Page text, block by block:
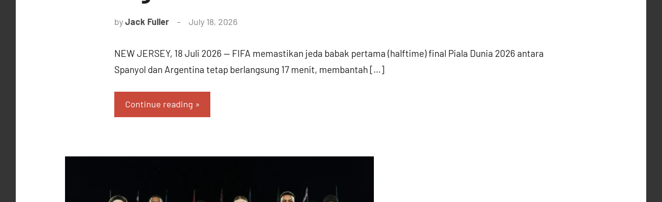
byJack Fuller July 18, 2026
NEW JERSEY, 18 Juli 2026 — FIFA memastikan jeda babak pertama (halftime) final Piala Dunia 2026 antara
Spanyol dan Argentina tetap berlangsung 17 menit, membantah […]
Continue reading